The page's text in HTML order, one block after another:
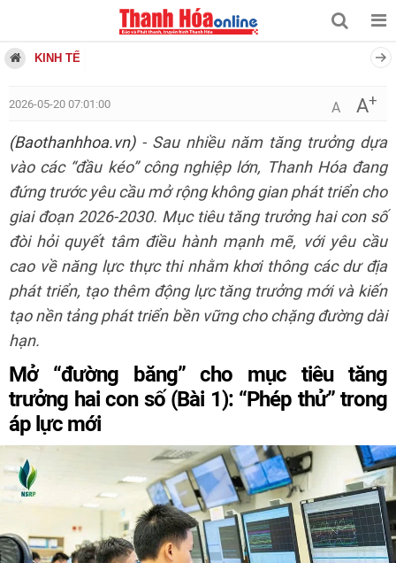
KINH TẾ
2026-05-20 07:01:00 A A+
(Baothanhhoa.vn)- Sau nhiều năm tăng trưởng dựa
vào các “đầu kéo” công nghiệp lớn, Thanh Hóa đang
đứng trước yêu cầu mở rộng không gian phát triển cho
giai đoạn 2026-2030. Mục tiêu tăng trưởng hai con số
đòi hỏi quyết tâm điều hành mạnh mẽ, với yêu cầu
cao về năng lực thực thi nhằm khơi thông các dư địa
phát triển, tạo thêm động lực tăng trưởng mới và kiến
tạo nền tảng phát triển bền vững cho chặng đường dài
hạn.
Mở “đường băng” cho mục tiêu tăng
trưởng hai con số (Bài 1): “Phép thử” trong
áp lực mới